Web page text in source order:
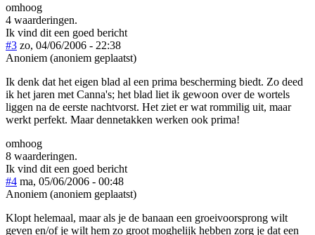
omhoog
4 waarderingen.
Ik vind dit een goed bericht
#3 zo, 04/06/2006 - 22:38
Anoniem (anoniem geplaatst)
Ik denk dat het eigen blad al een prima bescherming biedt. Zo deed
ik het jaren met Canna's; het blad liet ik gewoon over de wortels
liggen na de eerste nachtvorst. Het ziet er wat rommilig uit, maar
werkt perfekt. Maar dennetakken werken ook prima!
omhoog
8 waarderingen.
Ik vind dit een goed bericht
#4 ma, 05/06/2006 - 00:48
Anoniem (anoniem geplaatst)
Klopt helemaal, maar als je de banaan een groeivoorsprong wilt
geven en/of je wilt hem zo groot moghelijk hebben zorg je dat een